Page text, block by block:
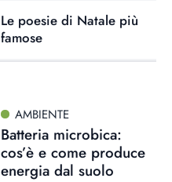
Le poesie di Natale più
famose
AMBIENTE
Batteria microbica:
cos’è e come produce
energia dal suolo